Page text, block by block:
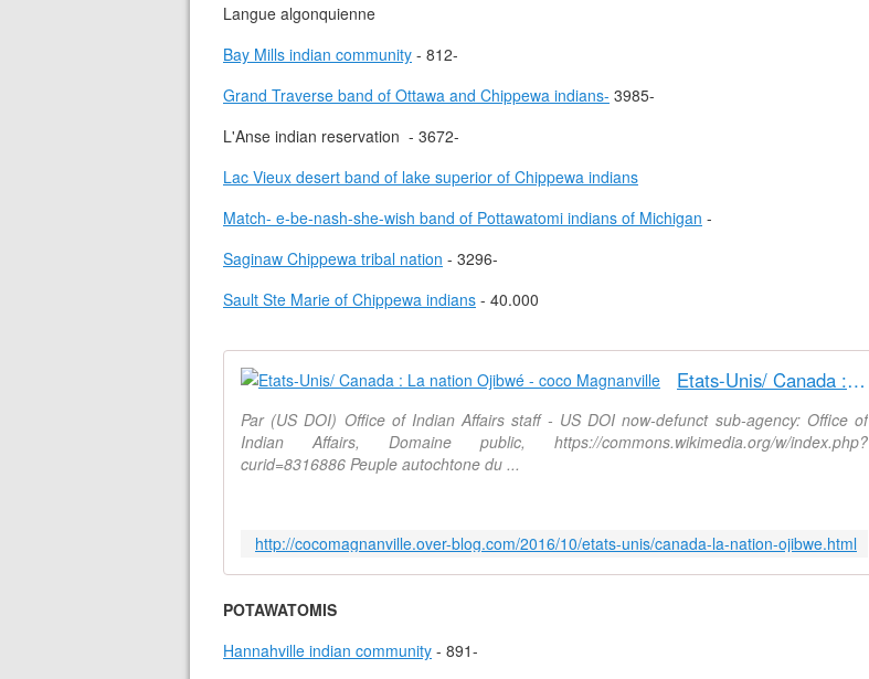
Langue algonquienne
Bay Mills indian community - 812-
Grand Traverse band of Ottawa and Chippewa indians- 3985-
L'Anse indian reservation - 3672-
Lac Vieux desert band of lake superior of Chippewa indians
Match- e-be-nash-she-wish band of Pottawatomi indians of Michigan -
Saginaw Chippewa tribal nation - 3296-
Sault Ste Marie of Chippewa indians - 40.000
Etats-Unis/ Canada : La nation Ojibwé - coco Magnanville
Par (US DOI) Office of Indian Affairs staff - US DOI now-defunct sub-agency: Office of
Indian Affairs, Domaine public, https://commons.wikimedia.org/w/index.php?
curid=8316886 Peuple autochtone du ...
http://cocomagnanville.over-blog.com/2016/10/etats-unis/canada-la-nation-ojibwe.html
POTAWATOMIS
Hannahville indian community - 891-